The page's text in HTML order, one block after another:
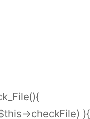
>checkFile) ){